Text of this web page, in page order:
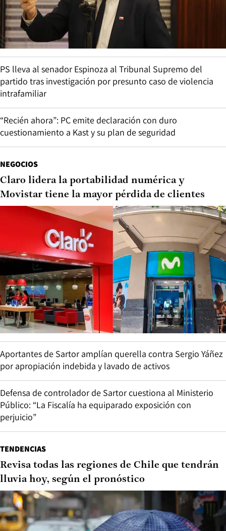
PS lleva al senador Espinoza al Tribunal Supremo del
partido tras investigación por presunto caso de violencia
intrafamiliar
“Recién ahora”: PC emite declaración con duro
cuestionamiento a Kast y su plan de seguridad
NEGOCIOS
Claro lidera la portabilidad numérica y
Movistar tiene la mayor pérdida de clientes
Aportantes de Sartor amplían querella contra Sergio Yáñez
por apropiación indebida y lavado de activos
Defensa de controlador de Sartor cuestiona al Ministerio
Público: “La Fiscalía ha equiparado exposición con
perjuicio”
TENDENCIAS
Revisa todas las regiones de Chile que tendrán
lluvia hoy, según el pronóstico